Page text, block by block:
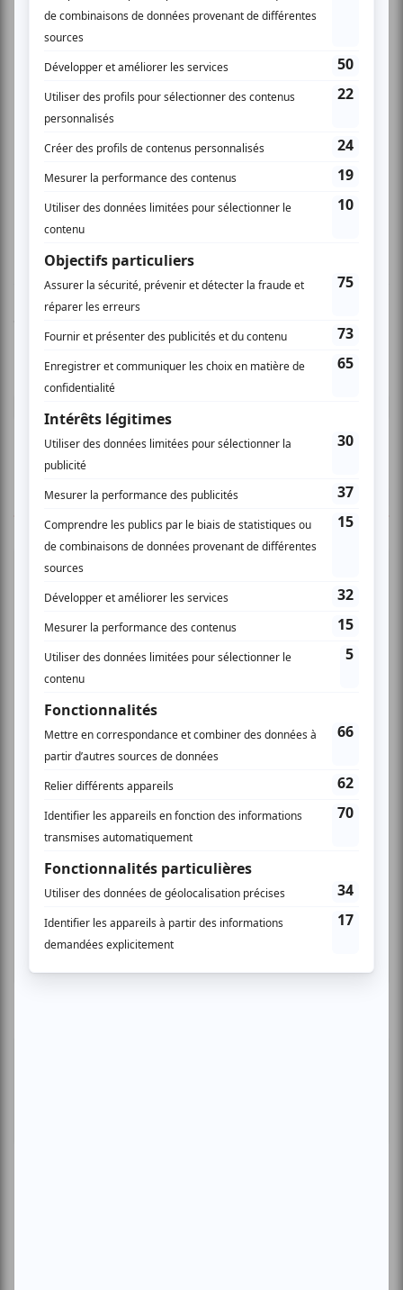
sa musique. Son guitariste a été merveilleux
ce Louis-Philippe Hébert (appelé Louphi). Très
a une formation en théâtre. Nous le verrions
dans de grosses productions créatives
Beaucoup de talent. En somme, nous étions 4 à
être très satisfaits de notre soirée ! Merci !
Jacqueline Boivin Dion
Vous devez être connecté pour
donner un avis.
TOUTES LES OFFRES
Alternative
Viva Coldplay
Invitations gratuites